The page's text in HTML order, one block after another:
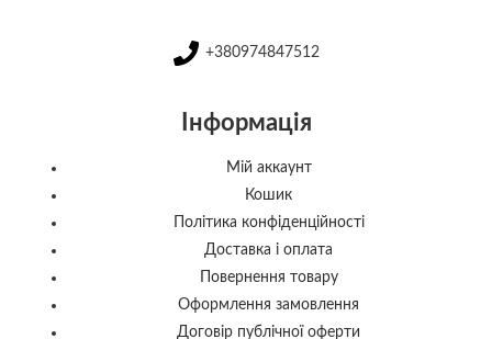
+380974847512
Інформація
Мій аккаунт
Кошик
Політика конфіденційності
Доставка і оплата
Повернення товару
Оформлення замовлення
Договір публічної оферти